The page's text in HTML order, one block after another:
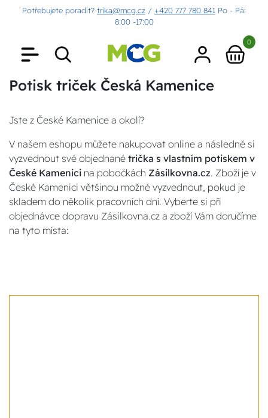
Potřebujete poradit? trika@mcg.cz / +420 777 780 841 Po - Pá:
8:00 -17:00
0
Potisk triček Česká Kamenice
Jste z České Kamenice a okolí?
V našem eshopu můžete nakupovat online a následně si
vyzvednout své objednané trička s vlastním potiskem v
České Kamenici na pobočkách Zásilkovna.cz. Zboží je v
České Kamenici většinou možné vyzvednout, pokud je
skladem do několik pracovních dní. Vyberte si při
objednávce dopravu Zásilkovna.cz a zboží Vám doručíme
na tyto místa: